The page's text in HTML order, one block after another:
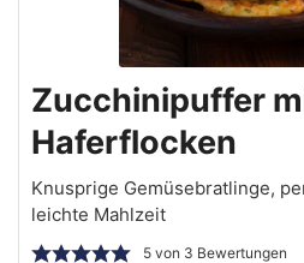
Zucchinipuffer
Haferflocken
Knusprige Gemüsebratlinge,
leichte Mahlzeit
5von 3 Bewertungen